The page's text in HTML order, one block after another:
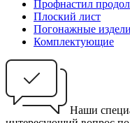
Профнастил
Плоский лист
Погонажные
Комплектующие
Наши